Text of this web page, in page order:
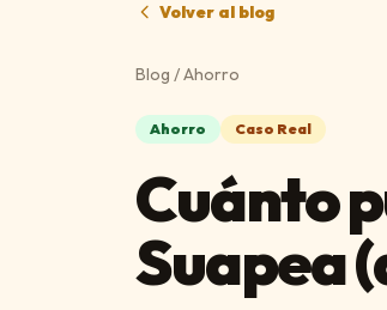
Volver al blog
Blog /Ahorro
Ahorro Caso Real
Cuánto
Suapea